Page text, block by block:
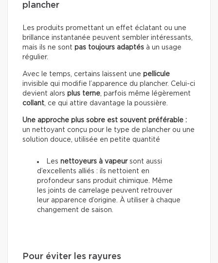
plancher
Les produits promettant un effet éclatant ou une
brillance instantanée peuvent sembler intéressants,
mais ils ne sont pas toujours adaptés à un usage
régulier.
Avec le temps, certains laissent une pellicule
invisible qui modifie l’apparence du plancher. Celui-ci
devient alors plus terne , parfois même légèrement
collant , ce qui attire davantage la poussière.
Une approche plus sobre est souvent préférable :
un nettoyant conçu pour le type de plancher ou une
solution douce, utilisée en petite quantité
Les nettoyeurs à vapeursont aussi
d’excellents alliés : ils nettoient en
profondeur sans produit chimique. Même
les joints de carrelage peuvent retrouver
leur apparence d’origine. À utiliser à chaque
changement de saison.
Pour éviter les rayures